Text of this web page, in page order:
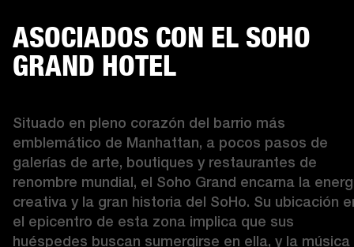
ASOCIADOS CON EL SOHO
GRAND HOTEL
Situado en pleno corazón del barrio más
emblemático de Manhattan, a pocos pasos de
galerías de arte, boutiques y restaurantes de
renombre mundial, el Soho Grand encarna la
creativa y la gran historia del SoHo. Su ubicación
el epicentro de esta zona implica que sus
huéspedes buscan sumergirse en ella, y la música